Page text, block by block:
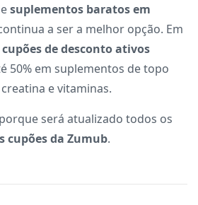
suplementos baratos em
a ser a melhor opção. Em
cupões de desconto ativos
50% em suplementos de topo
e vitaminas.
será atualizado todos os
cupões da Zumub.